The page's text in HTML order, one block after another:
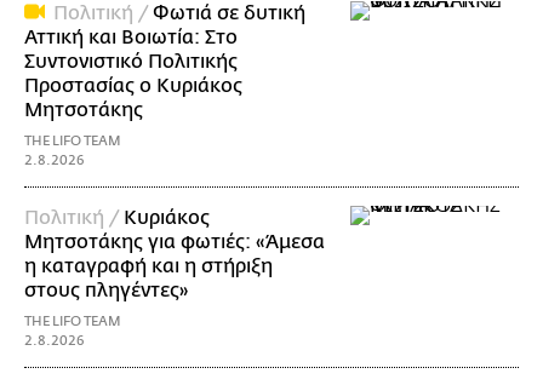
Πολιτική /Φωτιά σε δυτική
Αττική και Βοιωτία: Στο
Συντονιστικό Πολιτικής
Προστασίας ο Κυριάκος
Μητσοτάκης
THE LIFO TEAM
2.8.2026
Πολιτική / Κυριάκος
Μητσοτάκης για φωτιές: «Άμεσα
η καταγραφή και η στήριξη
στους πληγέντες»
THE LIFO TEAM
2.8.2026